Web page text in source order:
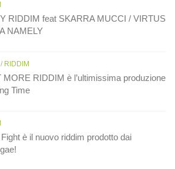
RIDDIM feat SKARRA MUCCI / VIRTUS
NAMELY
/ RIDDIM
MORE RIDDIM è l’ultimissima produzione
Time
è il nuovo riddim prodotto dai